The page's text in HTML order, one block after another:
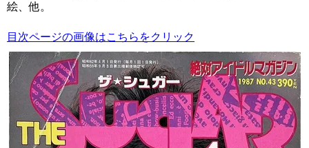
絵、他。
目次ページの画像はこちらをクリック